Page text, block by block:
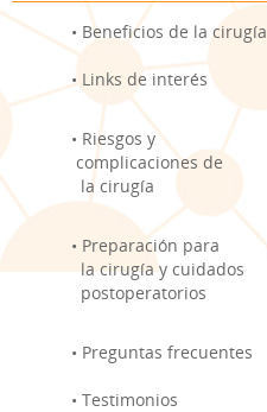
• Beneficios de la cirugía
• Links de interés
• Riesgos y
complicaciones de
la cirugía
• Preparación para
la cirugía y cuidados
postoperatorios
• Preguntas frecuentes
• Testimonios